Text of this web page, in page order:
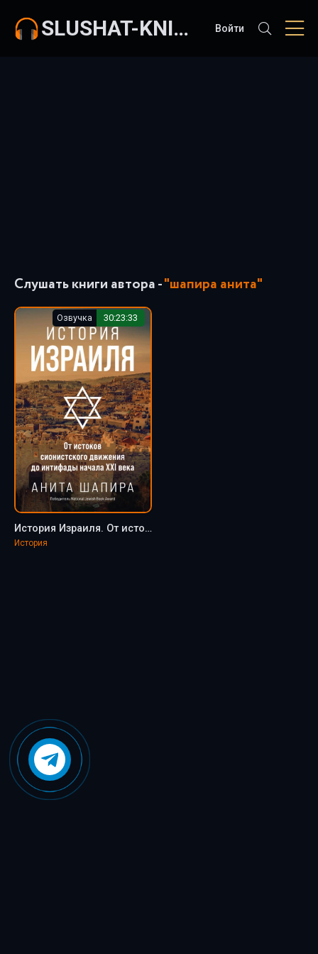
SLUSHAT-KNIGI.COM Войти
Слушать книги автора -"шапира анита"
Озвучка 30:23:33
История Израиля. От истоков сионистского движения до интифады начала XXI века - Анита Шапира
История